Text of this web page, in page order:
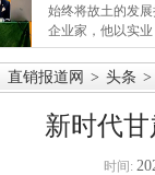
始终将故土的发
企业家，他以实业
直销报道网 > 头条 >
新时代
时间: